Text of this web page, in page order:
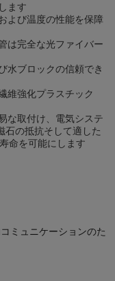
ます
よび温度の性能を保障
は完全な光ファイバー
水ブロックの信頼でき
維強化プラスチック
な取付け、電気システ
石の抵抗そして適した
命を可能にします
ミュニケーションのた